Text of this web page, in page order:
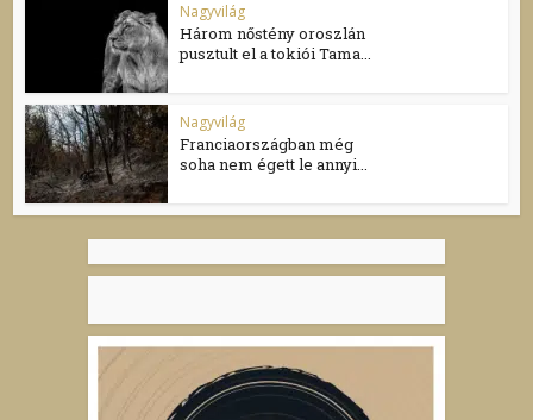
Nagyvilág
Három nőstény oroszlán
pusztult el a tokiói Tama...
Nagyvilág
Franciaországban még
soha nem égett le annyi...